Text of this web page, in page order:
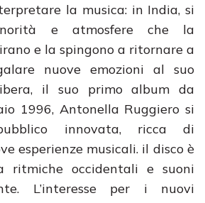
la musica: in India, si
e atmosfere che la
e la spingono a ritornare a
nuove emozioni al suo
il suo primo album da
1996, Antonella Ruggiero si
innovata, ricca di
esperienze musicali. il disco è
ritmiche occidentali e suoni
L’interesse per i nuovi